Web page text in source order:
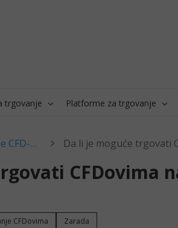
trgovanje Platforme za trgovanje
Trgovanje CFD-ovima
CFDovima
CFDovima Zarada